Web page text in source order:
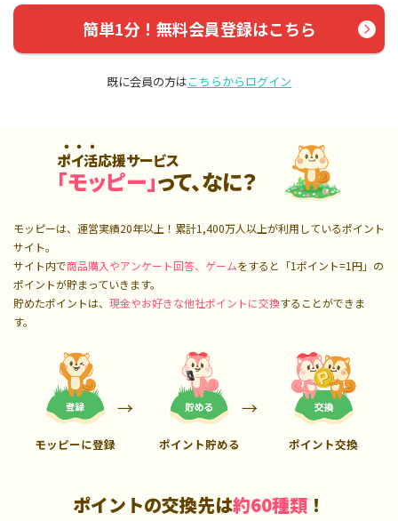
簡単1分！無料会員登録はこちら
既に会員の方はこちらからログイン
ポイ活応援サービス
「モッピー」って、なに？
モッピーは、運営実績20年以上！累計1,400万人以上が利用しているポイント
サイト。
サイト内で商品購入やアンケート回答、ゲームをすると「1ポイント=1円」の
ポイントが貯まっていきます。
貯めたポイントは、 現金やお好きな他社ポイントに交換することができま
す。
モッピーに登録 ポイント貯める ポイント交換
ポイントの交換先は約60種類 ！